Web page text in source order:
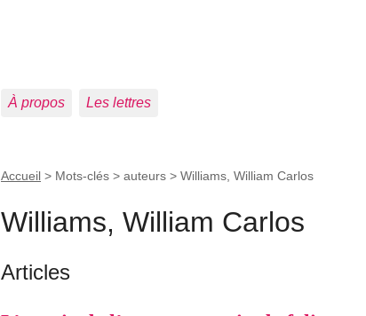
À propos Les lettres
Accueil > Mots-clés > auteurs > Williams, William Carlos
Williams, William Carlos
Articles